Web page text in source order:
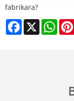
fabrikara?
Facebook
X